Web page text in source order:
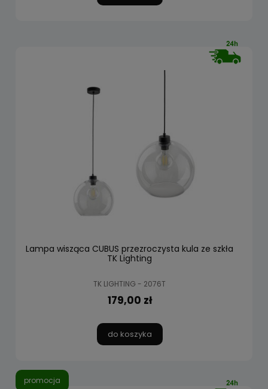
Lampa wisząca CUBUS przezroczysta kula ze szkła
TK Lighting
TK LIGHTING - 2076T
179,00 zł
do koszyka
promocja